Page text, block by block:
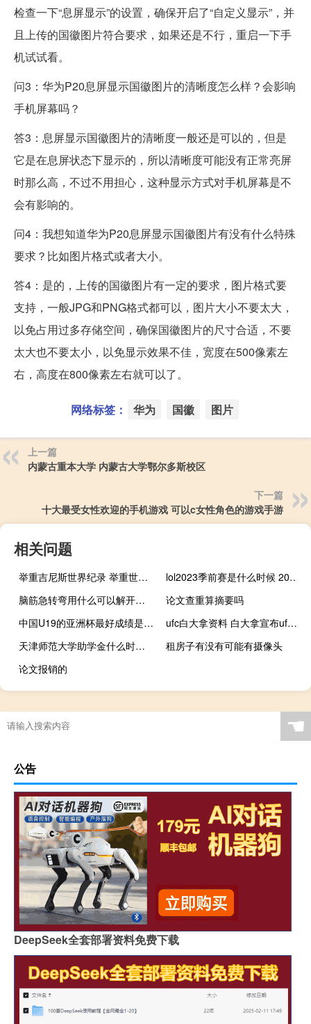
检查一下“息屏显示”的设置，确保开启了“自定义显示”，并
且上传的国徽图片符合要求，如果还是不行，重启一下手
机试试看。
问3：华为P20息屏显示国徽图片的清晰度怎么样？会影响
手机屏幕吗？
答3：息屏显示国徽图片的清晰度一般还是可以的，但是
它是在息屏状态下显示的，所以清晰度可能没有正常亮屏
时那么高，不过不用担心，这种显示方式对手机屏幕是不
会有影响的。
问4：我想知道华为P20息屏显示国徽图片有没有什么特殊
要求？比如图片格式或者大小。
答4：是的，上传的国徽图片有一定的要求，图片格式要
支持，一般JPG和PNG格式都可以，图片大小不要太大，
以免占用过多存储空间，确保国徽图片的尺寸合适，不要
太大也不要太小，以免显示效果不佳，宽度在500像素左
右，高度在800像素左右就可以了。
网络标签： 华为 国徽 图片
上一篇
内蒙古重本大学 内蒙古大学鄂尔多斯校区
下一篇
十大最受女性欢迎的手机游戏 可以c女性角色的游戏手游
相关问题
举重吉尼斯世界纪录 举重世界纪录多少公斤
lol2023季前赛是什么时候 2023nba季前赛在哪里打
脑筋急转弯用什么可以解开所有的谜 用什么可以解开所有的谜_
论文查重算摘要吗
中国U19的亚洲杯最好成绩是多少 中国亚洲杯最好成绩
ufc白大拿资料 白大拿宣布ufc未来对决
天津师范大学助学金什么时候发 天津助学金当事人发声
租房子有没有可能有摄像头
论文报销的
☚
公告
DeepSeek全套部署资料免费下载